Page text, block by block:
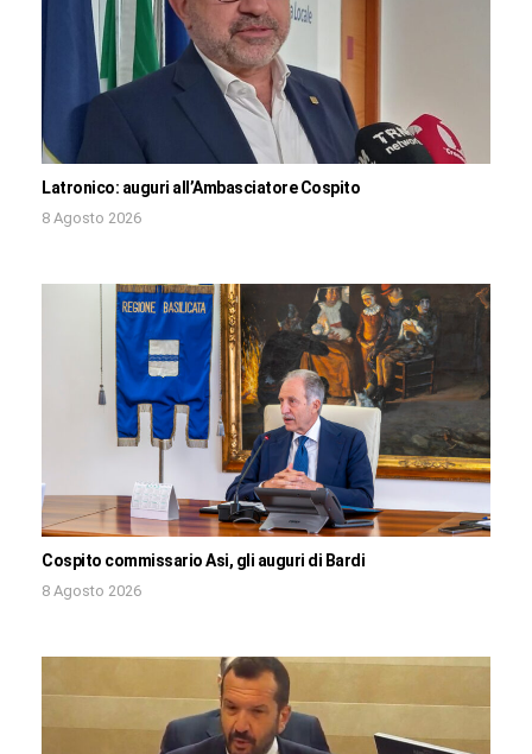
Latronico: auguri all’Ambasciatore Cospito
8 Agosto 2026
Cospito commissario Asi, gli auguri di Bardi
8 Agosto 2026